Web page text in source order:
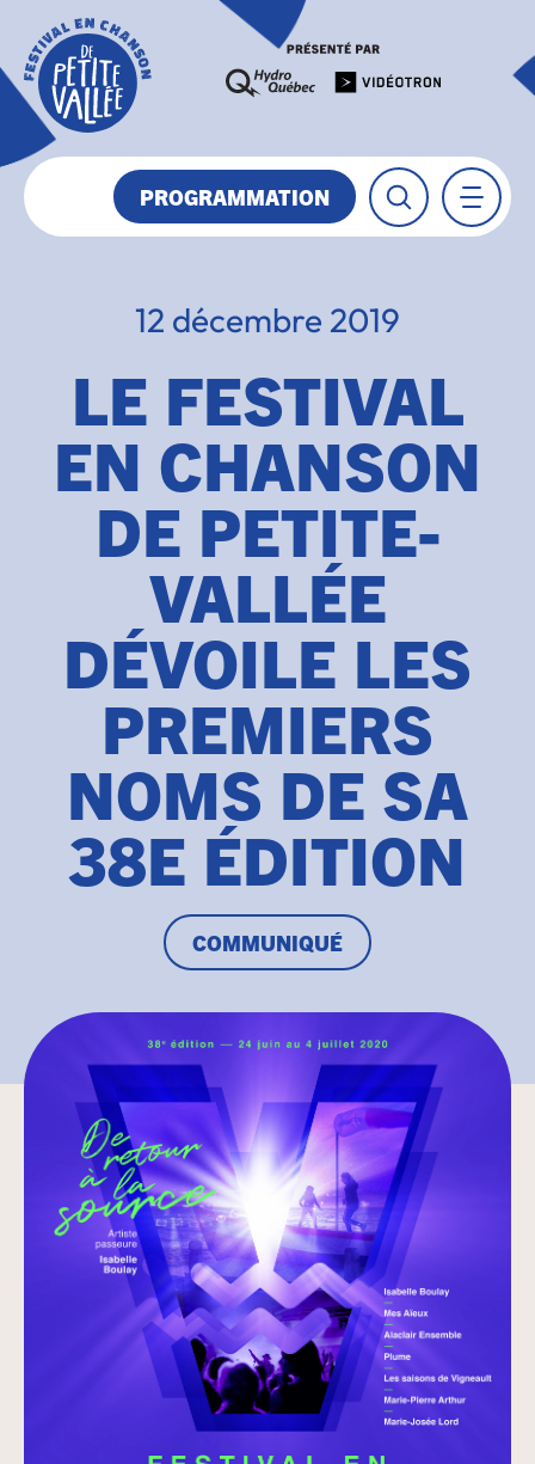
PROGRAMMATION
12 décembre 2019
LE FESTIVAL
EN CHANSON
DE PETITE-
VALLÉE
DÉVOILE LES
PREMIERS
NOMS DE SA
38E ÉDITION
COMMUNIQUÉ